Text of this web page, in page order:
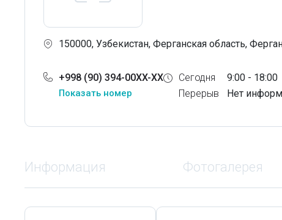
150000, Узбекистан, Ферганская область,
+998 (90) 394-00XX-XX
Показать номер
Сегодня
Перерыв
9:00 - 18:00
Нет
Информация Фотогалерея